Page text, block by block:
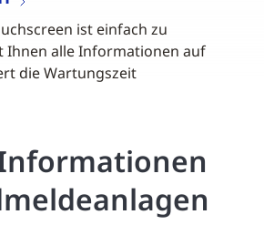
ist einfach zu
Ihnen alle Informationen auf
die Wartungszeit